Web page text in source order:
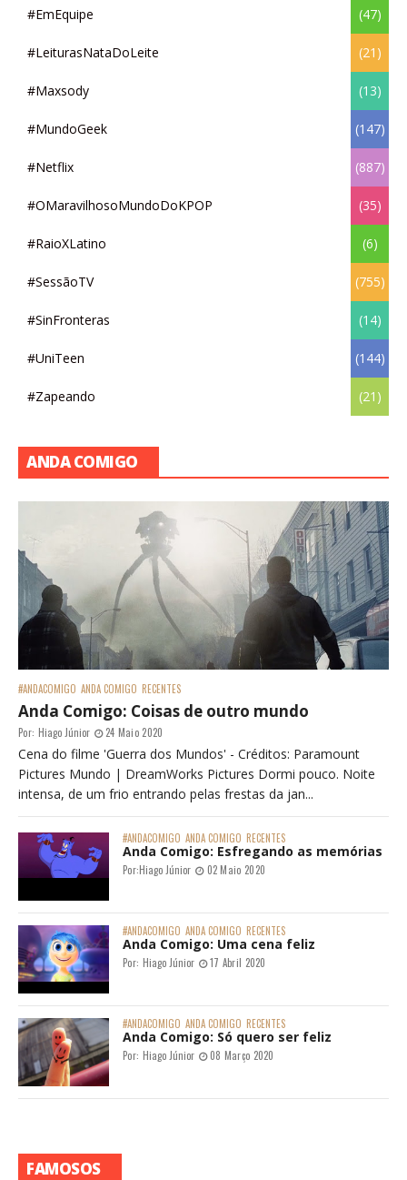
#EmEquipe (47)
#LeiturasNataDoLeite (21)
#Maxsody (13)
#MundoGeek (147)
#Netflix (887)
#OMaravilhosoMundoDoKPOP (35)
#RaioXLatino (6)
#SessãoTV (755)
#SinFronteras (14)
#UniTeen (144)
#Zapeando (21)
ANDA COMIGO
#ANDACOMIGO ANDA COMIGO RECENTES
Anda Comigo: Coisas de outro mundo
Por: Hiago Júnior 24 Maio 2020
Cena do filme 'Guerra dos Mundos' - Créditos: Paramount
Pictures Mundo | DreamWorks Pictures Dormi pouco. Noite
intensa, de um frio entrando pelas frestas da jan...
#ANDACOMIGO ANDA COMIGO RECENTES
Anda Comigo: Esfregando as memórias
Por:Hiago Júnior 02 Maio 2020
#ANDACOMIGO ANDA COMIGO RECENTES
Anda Comigo: Uma cena feliz
Por: Hiago Júnior 17 Abril 2020
#ANDACOMIGO ANDA COMIGO RECENTES
Anda Comigo: Só quero ser feliz
Por: Hiago Júnior 08 Março 2020
FAMOSOS